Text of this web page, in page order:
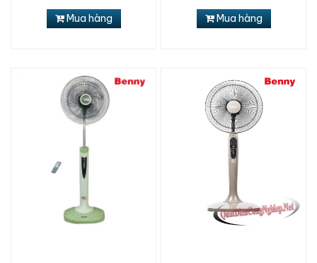
Mua hàng Mua hàng